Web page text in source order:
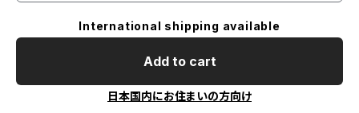
International shipping available
Add to cart
日本国内にお住まいの方向け